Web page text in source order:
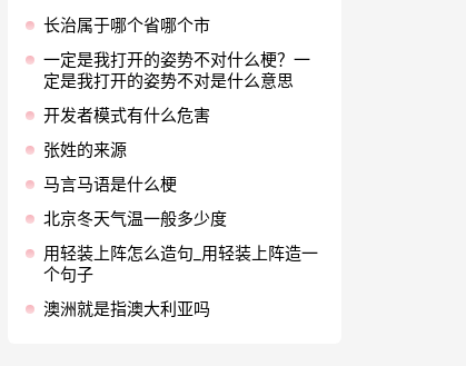
长治属于哪个省哪个市
一定是我打开的姿势不对什么梗？一
定是我打开的姿势不对是什么意思
开发者模式有什么危害
张姓的来源
马言马语是什么梗
北京冬天气温一般多少度
用轻装上阵怎么造句_用轻装上阵造一
个句子
澳洲就是指澳大利亚吗